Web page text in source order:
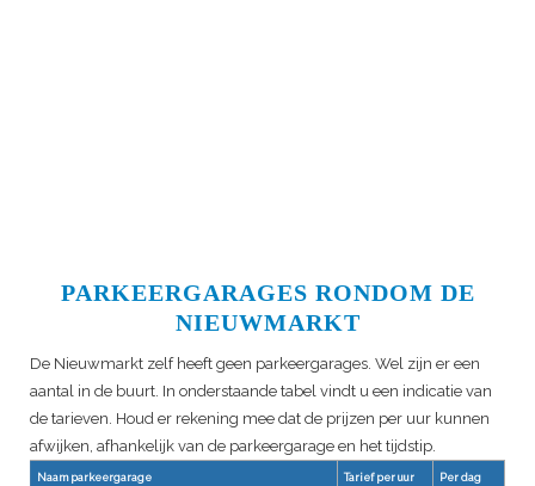
PARKEERGARAGES RONDOM DE
NIEUWMARKT
De Nieuwmarkt zelf heeft geen parkeergarages. Wel zijn er een
aantal in de buurt. In onderstaande tabel vindt u een indicatie van
de tarieven. Houd er rekening mee dat de prijzen per uur kunnen
afwijken, afhankelijk van de parkeergarage en het tijdstip.
Naam parkeergarage Tarief per uur Per dag